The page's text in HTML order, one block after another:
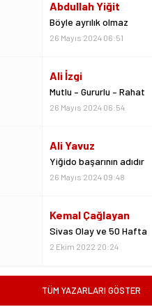
26 Mayıs 2024 06:51
Ali İzgi
26 Mayıs 2024 06:54
Ali Yavuz
26 Mayıs 2024 09:48
Kemal Çağlayan
2 Ekim 2022 20:24
Metin Kulaksız
TÜM YAZARLARI GÖSTER